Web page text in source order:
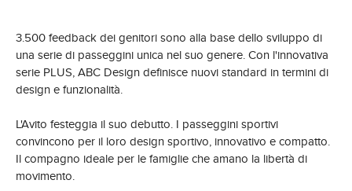
3.500 feedback dei genitori sono alla base dello sviluppo di
una serie di passeggini unica nel suo genere. Con l'innovativa
serie PLUS, ABC Design definisce nuovi standard in termini di
design e funzionalità.
L'Avito festeggia il suo debutto. I passeggini sportivi
convincono per il loro design sportivo, innovativo e compatto.
Il compagno ideale per le famiglie che amano la libertà di
movimento.